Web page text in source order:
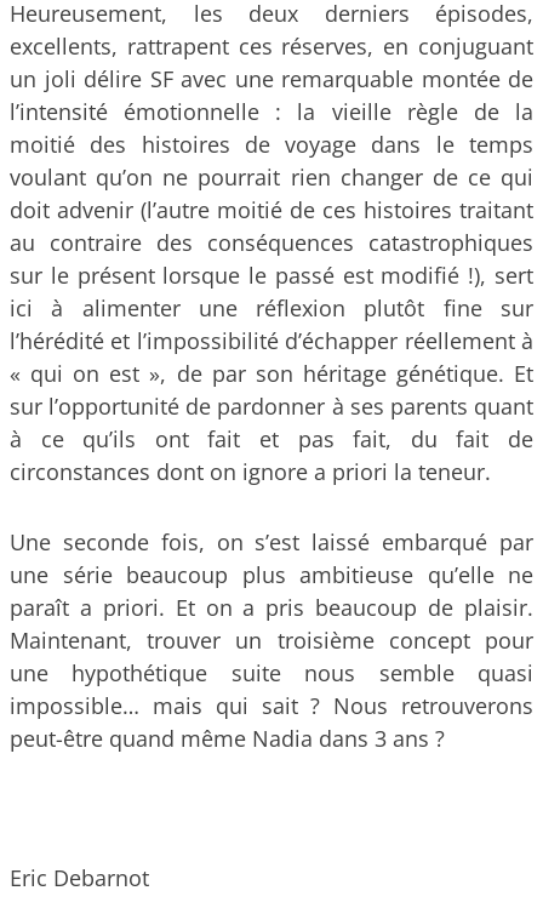
Heureusement, les deux derniers épisodes,
excellents, rattrapent ces réserves, en conjuguant
un joli délire SF avec une remarquable montée de
l’intensité émotionnelle : la vieille règle de la
moitié des histoires de voyage dans le temps
voulant qu’on ne pourrait rien changer de ce qui
doit advenir (l’autre moitié de ces histoires traitant
au contraire des conséquences catastrophiques
sur le présent lorsque le passé est modifié !), sert
ici à alimenter une réflexion plutôt fine sur
l’hérédité et l’impossibilité d’échapper réellement à
« qui on est », de par son héritage génétique. Et
sur l’opportunité de pardonner à ses parents quant
à ce qu’ils ont fait et pas fait, du fait de
circonstances dont on ignore a priori la teneur.
Une seconde fois, on s’est laissé embarqué par
une série beaucoup plus ambitieuse qu’elle ne
paraît a priori. Et on a pris beaucoup de plaisir.
Maintenant, trouver un troisième concept pour
une hypothétique suite nous semble quasi
impossible… mais qui sait ? Nous retrouverons
peut-être quand même Nadia dans 3 ans ?
Eric Debarnot